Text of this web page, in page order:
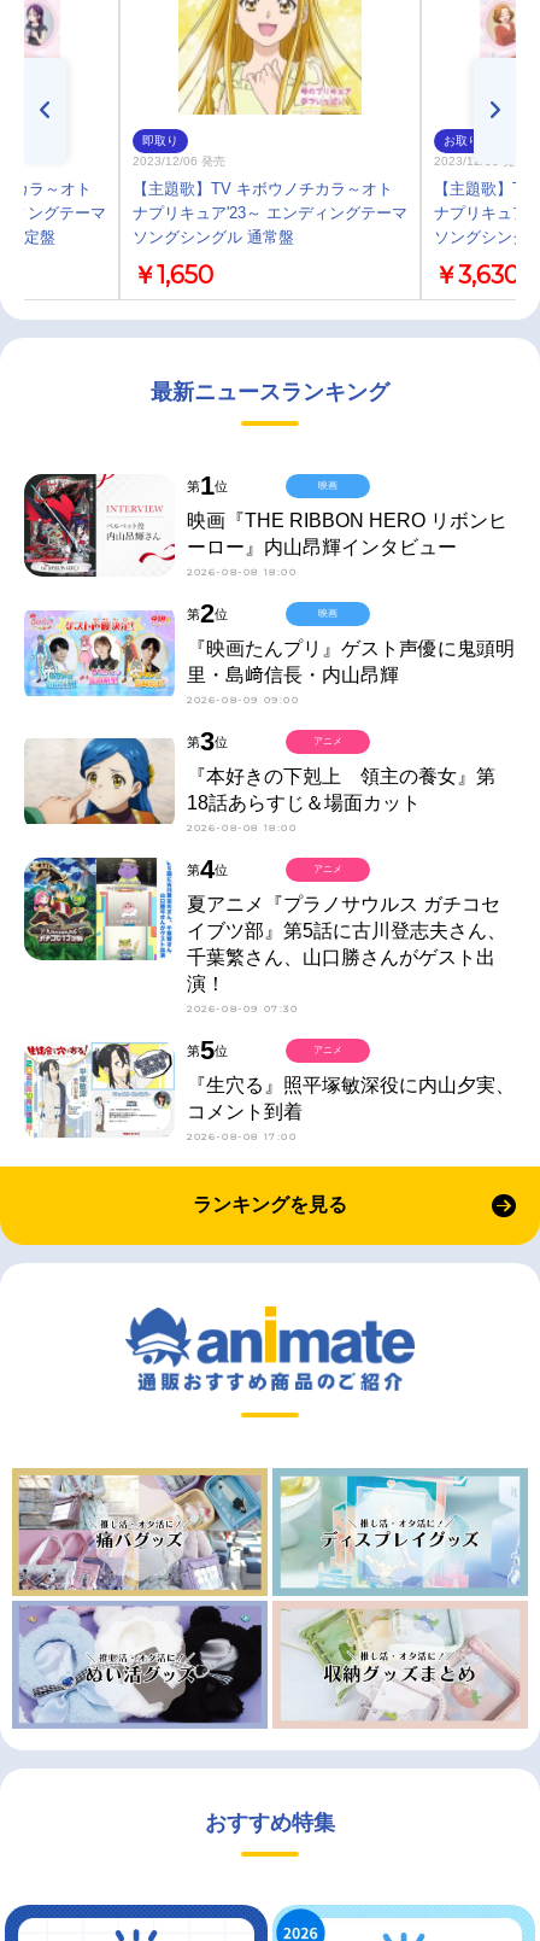
カラ～オト
ィングテーマ
限定盤
即取り
2023/12/06 発売
【主題歌】TV キボウノチカラ～オト
ナプリキュア'23～ エンディングテーマ
ソングシングル 通常盤
￥1,650
お取り寄せ
2023/12/06 発売
【主題歌】
ナプリキュア
ソングシング
￥3,630
最新ニュースランキング
第1位
映画『THE RIBBON HERO リボンヒ
ーロー』内山昂輝インタビュー
2026-08-08 18:00
映画
第2位
『映画たんプリ』ゲスト声優に鬼頭明
里・島﨑信長・内山昂輝
2026-08-09 09:00
映画
第3位
『本好きの下剋上 領主の養女』第
18話あらすじ＆場面カット
2026-08-08 18:00
アニメ
第4位
夏アニメ『プラノサウルス ガチコセ
イブツ部』第5話に古川登志夫さん、
千葉繁さん、山口勝さんがゲスト出
演！
2026-08-09 07:30
アニメ
第5位
『生穴る』照平塚敏深役に内山夕実、
コメント到着
2026-08-08 17:00
アニメ
ランキングを見る
おすすめ特集